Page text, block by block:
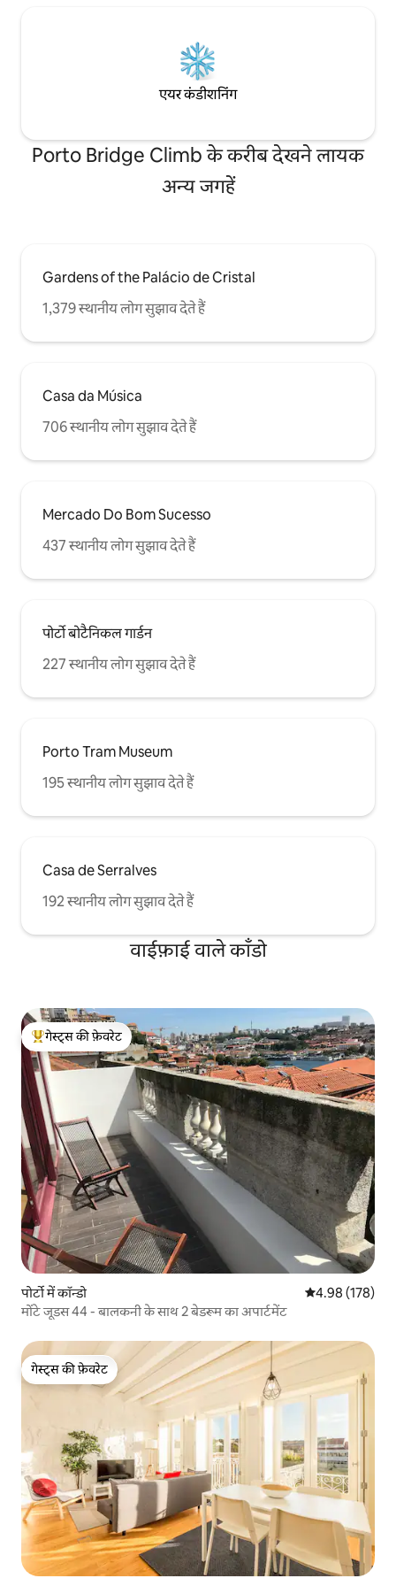
एयर कंडीशनिंग
Porto Bridge Climb के करीब देखने लायक
अन्य जगहें
Gardens of the Palácio de Cristal
1,379 स्थानीय लोग सुझाव देते हैं
Casa da Música
706 स्थानीय लोग सुझाव देते हैं
Mercado Do Bom Sucesso
437 स्थानीय लोग सुझाव देते हैं
पोर्टो बोटैनिकल गार्डन
227 स्थानीय लोग सुझाव देते हैं
Porto Tram Museum
195 स्थानीय लोग सुझाव देते हैं
Casa de Serralves
192 स्थानीय लोग सुझाव देते हैं
वाईफ़ाई वाले काँडो
गेस्ट्स का टॉप फ़ेवरेट
गेस्ट्स की फ़ेवरेट
पोर्टो में कॉन्डो औसत रेटिंग 5 में से
4.98 (178)
मोंटे जूडस 44 - बालकनी के साथ 2 बेडरूम का अपार्टमेंट
गेस्ट्स की फ़ेवरेट
गेस्ट्स की फ़ेवरेट